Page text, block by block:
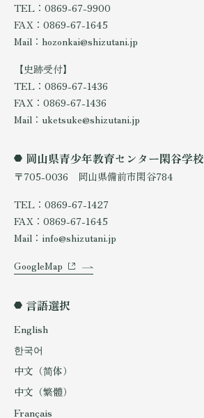
TEL：0869-67-9900
FAX：0869-67-1645
Mail：hozonkai@shizutani.jp
【史跡受付】
TEL：0869-67-1436
FAX：0869-67-1436
Mail：uketsuke@shizutani.jp
岡山県青少年教育センター閑谷学校
〒705-0036 岡山県備前市閑谷784
TEL：0869-67-1427
FAX：0869-67-1645
Mail：info@shizutani.jp
GoogleMap
言語選択
English
한국어
中文（简体）
中文（繁體）
Français